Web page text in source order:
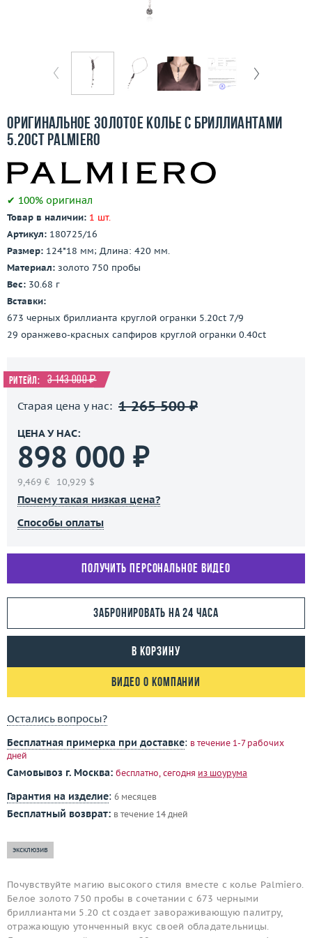
О компании
Контакты
3D-тур по шоуруму
Оригинальное золотое колье с бриллиантами
5.20ct Palmiero
✔ 100% оригинал
Товар в наличии: 1 шт.
Артикул: 180725/16
Размер: 124*18 мм; Длина: 420 мм.
Материал: золото 750 пробы
Вес: 30.68 г
Вставки:
673 черных бриллианта круглой огранки 5.20ct 7/9
29 оранжево-красных сапфиров круглой огранки 0.40ct
Ритейл: 3 143 000 ₽
Старая цена у нас: 1 265 500 ₽
ЦЕНА У НАС:
898 000 ₽
9,469 € 10,929 $
Почему такая низкая цена?
Способы оплаты
Получить персональное видео
Забронировать на 24 часа
В корзину
Видео о компании
Остались вопросы?
Бесплатная примерка при доставке: в течение 1-7 рабочих
дней
Самовывоз г. Москва: бесплатно, сегодня из шоурума
Гарантия на изделие: 6 месяцев
Бесплатный возврат: в течение 14 дней
эксклюзив
Почувствуйте магию высокого стиля вместе с колье Palmiero.
Белое золото 750 пробы в сочетании с 673 черными
бриллиантами 5.20 ct создает завораживающую палитру,
отражающую утонченный вкус своей обладательницы.